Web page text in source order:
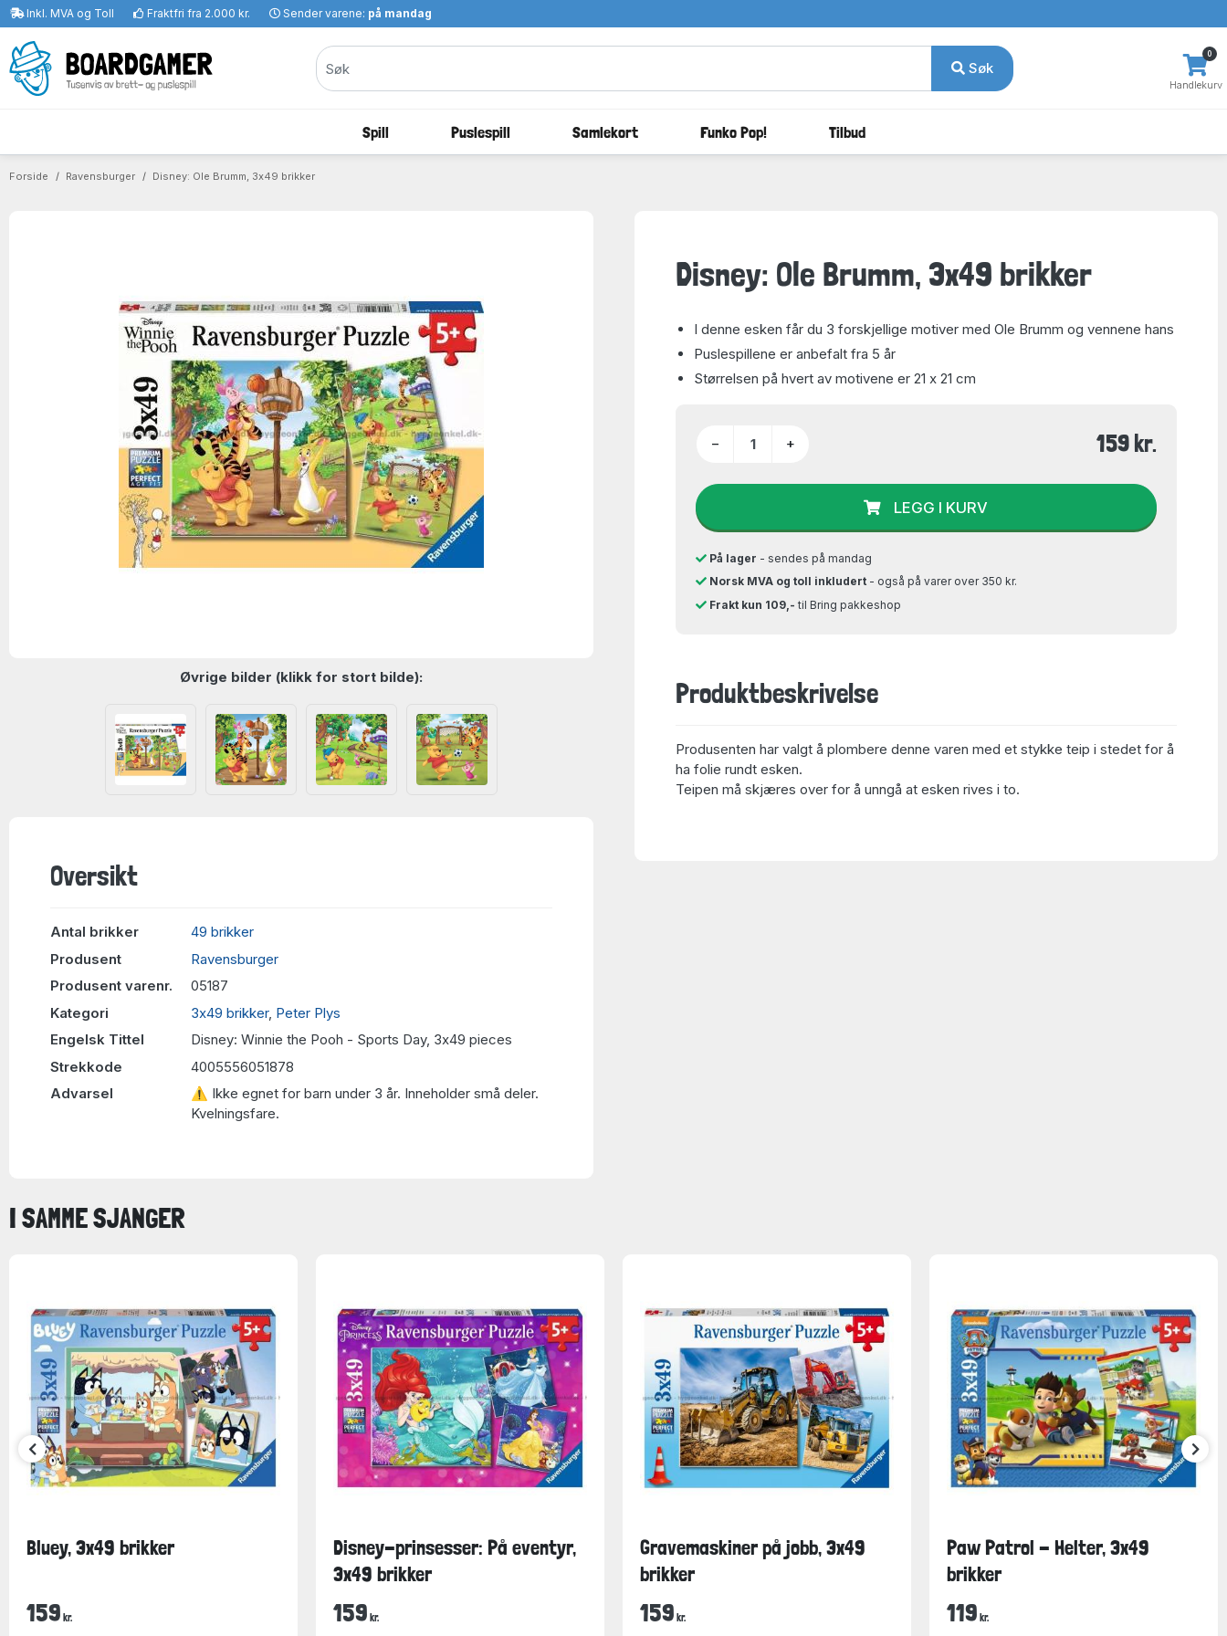
Inkl. MVA og Toll Fraktfri fra 2.000 kr. Sender varene: på mandag
Søk
Handlekurv
0
Spill Puslespill Samlekort Funko Pop! Tilbud
Forside Ravensburger Disney: Ole Brumm, 3x49 brikker
Øvrige bilder (klikk for stort bilde):
Oversikt
Antal brikker
49 brikker
Produsent
Ravensburger
Produsent varenr.
05187
Kategori
3x49 brikker, Peter Plys
Engelsk Tittel
Disney: Winnie the Pooh - Sports Day, 3x49 pieces
Strekkode
4005556051878
Advarsel
⚠ Ikke egnet for barn under 3 år. Inneholder små deler.
Kvelningsfare.
Disney: Ole Brumm, 3x49 brikker
I denne esken får du 3 forskjellige motiver med Ole Brumm og vennene hans
Puslespillene er anbefalt fra 5 år
Størrelsen på hvert av motivene er 21 x 21 cm
− + 159 kr.
LEGG I KURV
På lager - sendes på mandag
Norsk MVA og toll inkludert - også på varer over 350 kr.
Frakt kun 109,- til Bring pakkeshop
Produktbeskrivelse
Produsenten har valgt å plombere denne varen med et stykke teip i stedet for å
ha folie rundt esken.
Teipen må skjæres over for å unngå at esken rives i to.
I SAMME SJANGER
Bluey, 3x49 brikker
159 kr.
Disney-prinsesser: På eventyr,
3x49 brikker
159 kr.
Gravemaskiner på jobb, 3x49
brikker
159 kr.
Paw Patrol - Helter, 3x49
brikker
119 kr.